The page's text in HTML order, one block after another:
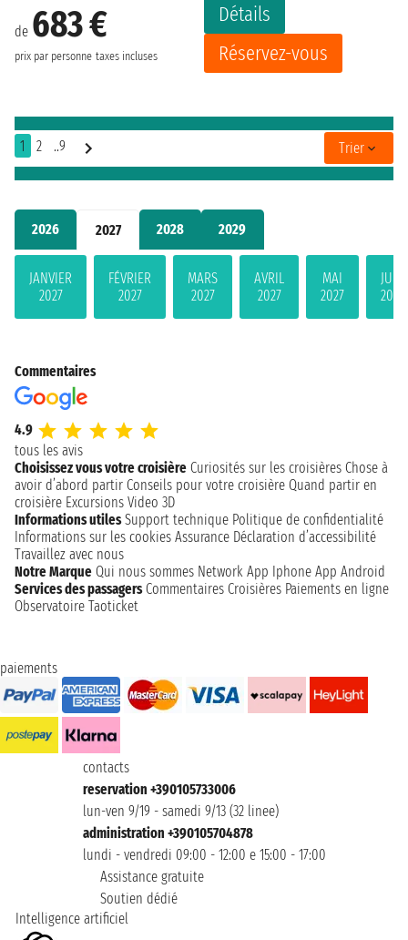
2026 2027 2028 2029
JANVIER
2027
FÉVRIER
2027
MARS
2027
AVRIL
2027
MAI
2027
JUIN
2027
de 683 €
prix par personne taxes incluses
Détails
Réservez-vous
1 2 ..9 Trier
Commentaires
4.9
tous les avis
Choisissez vous votre croisière Curiosités sur les croisières Chose à
avoir d’abord partir Conseils pour votre croisière Quand partir en
croisière Excursions Video 3D
Informations utiles Support technique Politique de confidentialité
Informations sur les cookies Assurance Déclaration d’accessibilité
Travaillez avec nous
Notre Marque Qui nous sommes Network App Iphone App Android
Services des passagers Commentaires Croisières Paiements en ligne
Observatoire Taoticket
paiements
contacts
reservation +390105733006
lun-ven 9/19 - samedi 9/13 (32 linee)
administration +390105704878
lundi - vendredi 09:00 - 12:00 e 15:00 - 17:00
Assistance gratuite
Soutien dédié
Intelligence artificiel